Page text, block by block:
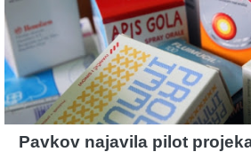
Pavkov najavila pilot